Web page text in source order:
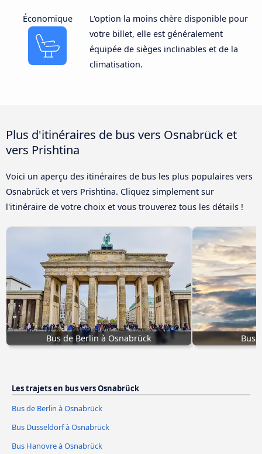
Économique
L'option la moins chère disponible pour
votre billet, elle est généralement
équipée de sièges inclinables et de la
climatisation.
Plus d'itinéraires de bus vers Osnabrück et
vers Prishtina
Voici un aperçu des itinéraires de bus les plus populaires vers
Osnabrück et vers Prishtina. Cliquez simplement sur
l'itinéraire de votre choix et vous trouverez tous les détails !
Bus de Berlin à Osnabrück Bus
Les trajets en bus vers Osnabrück
Bus de Berlin à Osnabrück
Bus Dusseldorf à Osnabrück
Bus Hanovre à Osnabrück